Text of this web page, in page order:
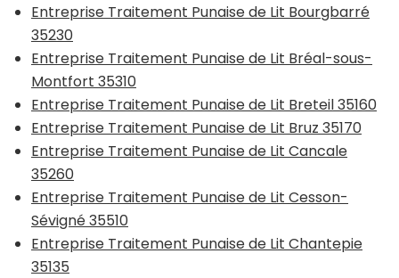
Entreprise Traitement Punaise de Lit Bourgbarré
35230
Entreprise Traitement Punaise de Lit Bréal-sous-
Montfort 35310
Entreprise Traitement Punaise de Lit Breteil 35160
Entreprise Traitement Punaise de Lit Bruz 35170
Entreprise Traitement Punaise de Lit Cancale
35260
Entreprise Traitement Punaise de Lit Cesson-
Sévigné 35510
Entreprise Traitement Punaise de Lit Chantepie
35135